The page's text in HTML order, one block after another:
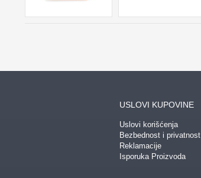
USLOVI KUPOVINE
Uslovi korišćenja
Bezbednost i privatnost
Reklamacije
Isporuka Proizvoda